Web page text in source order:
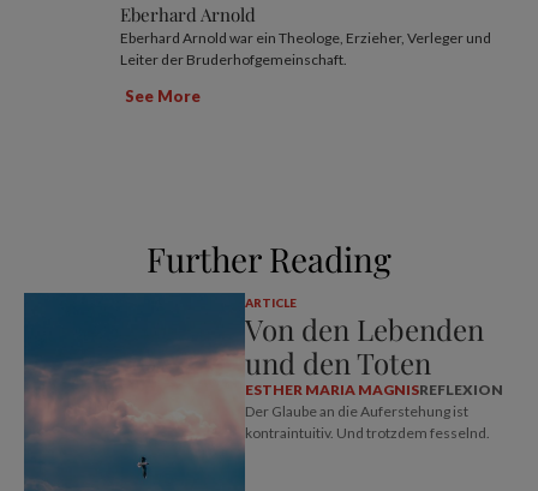
Eberhard Arnold
Eberhard Arnold war ein Theologe, Erzieher, Verleger und
Leiter der Bruderhofgemeinschaft.
See More
Further Reading
ARTICLE
Von den Lebenden
und den Toten
ESTHER MARIA MAGNISREFLEXION
Der Glaube an die Auferstehung ist
kontraintuitiv. Und trotzdem fesselnd.